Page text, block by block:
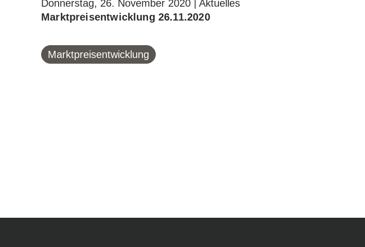
Donnerstag, 26. November 2020 | Aktuelles
Marktpreisentwicklung 26.11.2020
Marktpreisentwicklung